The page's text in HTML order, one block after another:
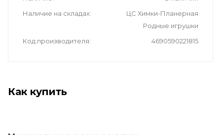
Наличие на складах
ЦС Химки-Планерная
Родные игрушки
Код производителя
4690590221815
Как купить